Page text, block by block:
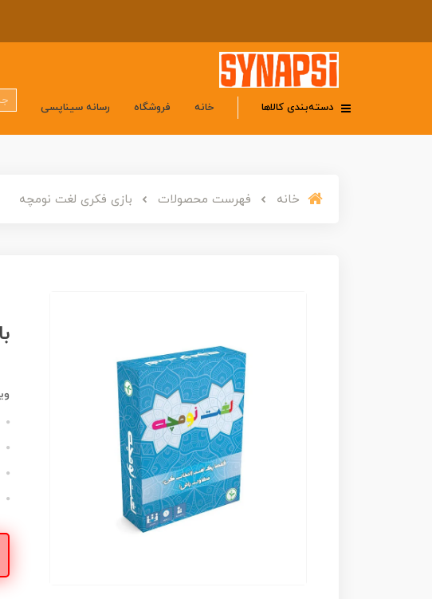
دسته‌بندی کالاها خانه فروشگاه رسانه سیناپسی
خانه فهرست محصولات بازی فکری لغت نومچه